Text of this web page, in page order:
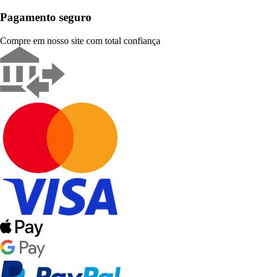
Pagamento seguro
Compre em nosso site com total confiança